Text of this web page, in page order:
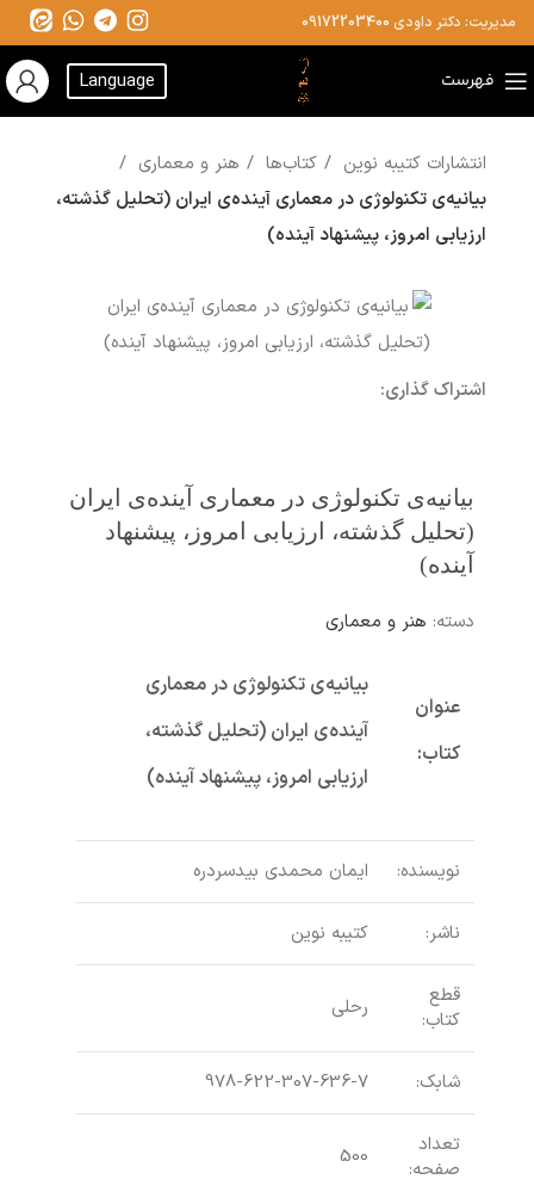
مدیریت: دکتر داودی 09172203400
فهرست Language
انتشارات کتیبه نوین کتاب‌ها
هنر و معماری
بیانیه‌ی تکنولوژی در معماری آینده‌ی ایران (تحلیل گذشته،
ارزیابی امروز، پیشنهاد آینده)
اشتراک گذاری:
بیانیه‌ی تکنولوژی در معماری آینده‌ی ایران
(تحلیل گذشته، ارزیابی امروز، پیشنهاد
آینده)
دسته: هنر و معماری
عنوان
کتاب:
بیانیه‌ی تکنولوژی در معماری
آینده‌ی ایران (تحلیل گذشته،
ارزیابی امروز، پیشنهاد آینده)
نویسنده: ایمان محمدی بیدسردره
ناشر: کتیبه نوین
قطع
کتاب:
رحلی
شابک: 978-622-307-636-7
تعداد
صفحه:
500